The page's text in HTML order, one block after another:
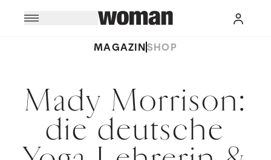
MAGAZINSHOP
Mady Morrison:
die deutsche